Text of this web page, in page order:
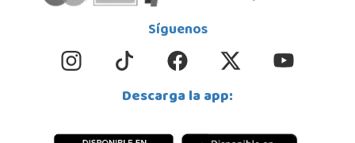
Síguenos
Descarga la app: